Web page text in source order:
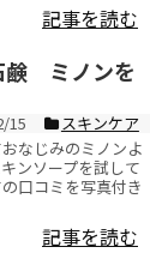
記事を読む
鹸 ミノンを
15
スキンケア
なじみのミノンよ
ンソープを試して
口コミを写真付き
記事を読む